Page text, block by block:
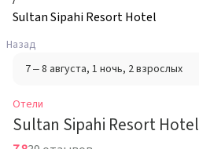
Sultan Sipahi Resort Hotel
Назад
7 – 8 августа, 1 ночь, 2 взрослых
Отели
Sultan Sipahi Resort Hotel